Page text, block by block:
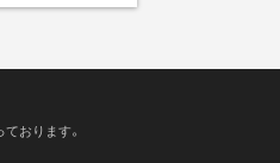
おります。